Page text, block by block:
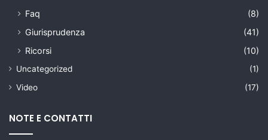
Faq
(8)
Giurisprudenza
(41)
Ricorsi
(10)
Uncategorized
(1)
Video
(17)
NOTE E CONTATTI